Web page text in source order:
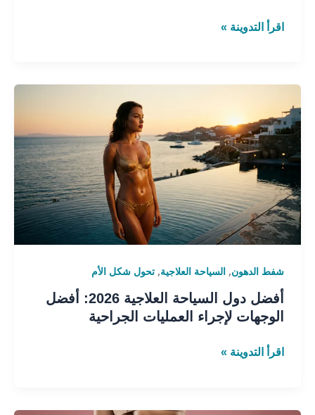
اقرأ التدوينة »
شفط الدهون, السياحة العلاجية, تحول شكل الأم
أفضل دول السياحة العلاجية 2026: أفضل
الوجهات لإجراء العمليات الجراحية
دول
السياحة
العلاجية
2026:
أفضل
الوجهات
لإجراء
العمليات
اقرأ التدوينة »